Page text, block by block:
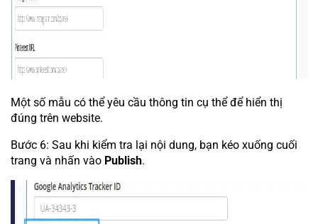
Một số mẫu có thể yêu cầu thông tin cụ thể để hiển thị
đúng trên website.
Bước 6: Sau khi kiểm tra lại nội dung, bạn kéo xuống cuối
trang và nhấn vào Publish.